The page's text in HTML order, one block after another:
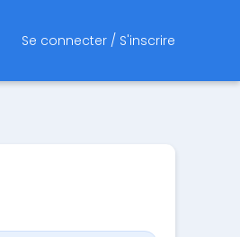
Se connecter / S'inscrire